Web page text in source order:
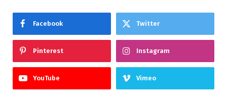
Facebook Twitter
Pinterest Instagram
YouTube Vimeo